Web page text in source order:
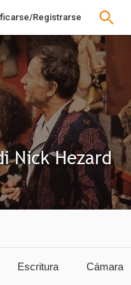
Registrarse
Nick Hezard
Escritura Cámara